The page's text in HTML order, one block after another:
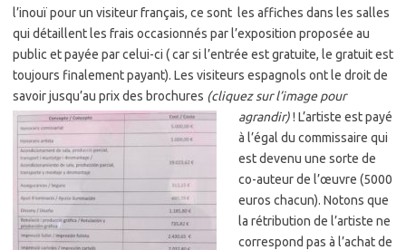
l’inouï pour un visiteur français, ce sont les affiches dans les salles
qui détaillent les frais occasionnés par l’exposition proposée au
public et payée par celui-ci ( car si l’entrée est gratuite, le gratuit est
toujours finalement payant). Les visiteurs espagnols ont le droit de
savoir jusqu’au prix des brochures (cliquez sur l’image pour
agrandir)! L’artiste est payé
à l’égal du commissaire qui
est devenu une sorte de
co-auteur de l’œuvre (5000
euros chacun). Notons que
la rétribution de l’artiste ne
correspond pas à l’achat de